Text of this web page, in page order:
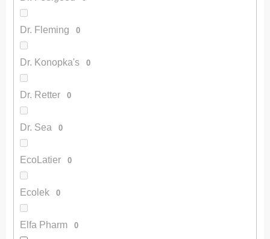
Dr. Fleming 0
Dr. Konopka's 0
Dr. Retter 0
Dr. Sea 0
EcoLatier 0
Ecolek 0
Elfa Pharm 0